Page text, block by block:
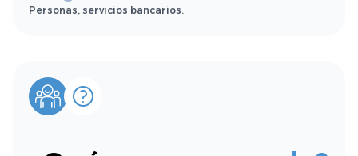
Personas, servicios bancarios.